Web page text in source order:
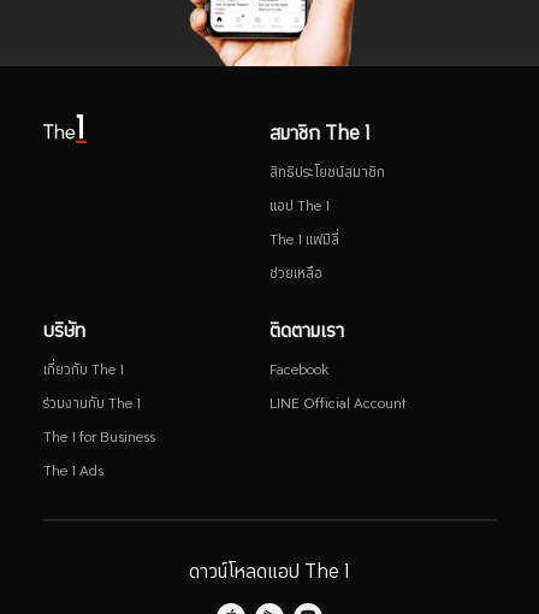
สมาชิก The 1
สิทธิประโยชน์สมาชิก
แอป The 1
The 1 แฟมิลี่
ช่วยเหลือ
บริษัท
เกี่ยวกับ The 1
ร่วมงานกับ The 1
The 1 for Business
The 1 Ads
ติดตามเรา
Facebook
LINE Official Account
ดาวน์โหลดแอป The 1